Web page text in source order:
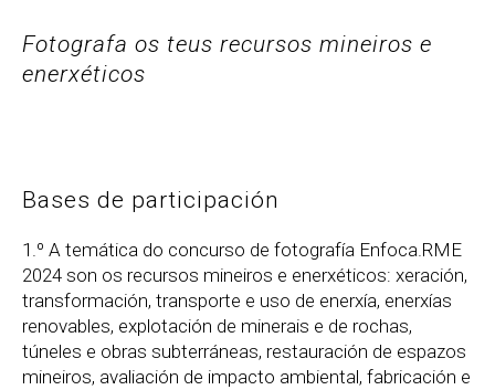
Fotografa os teus recursos mineiros e
enerxéticos
Bases de participación
1.º A temática do concurso de fotografía Enfoca.RME
2024 son os recursos mineiros e enerxéticos: xeración,
transformación, transporte e uso de enerxía, enerxías
renovables, explotación de minerais e de rochas,
túneles e obras subterráneas, restauración de espazos
mineiros, avaliación de impacto ambiental, fabricación e